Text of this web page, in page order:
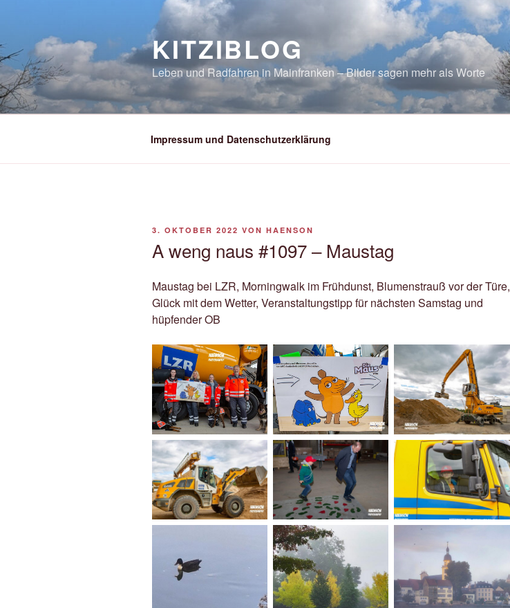
springen
KITZIBLOG
Leben und Radfahren in Mainfranken – Bilder sagen mehr als Worte
Impressum und Datenschutzerklärung
VERÖFFENTLICHT
3. OKTOBER 2022 VON HAENSON
A weng naus #1097 – Maustag
Maustag bei LZR, Morningwalk im Frühdunst, Blumenstrauß vor der Türe,
Glück mit dem Wetter, Veranstaltungstipp für nächsten Samstag und
hüpfender OB